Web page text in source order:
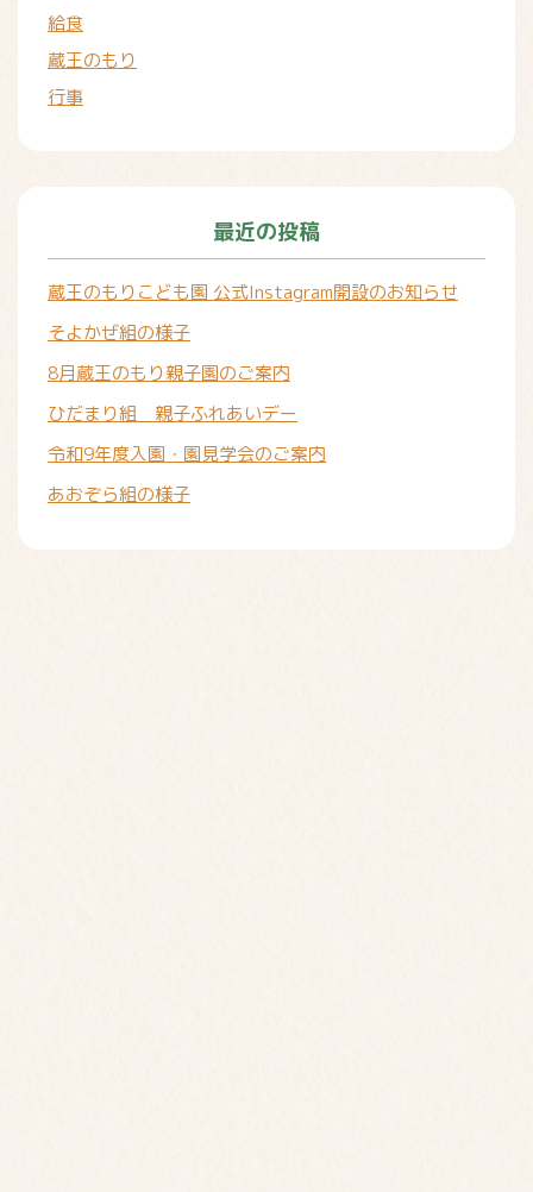
給食
蔵王のもり
行事
最近の投稿
蔵王のもりこども園 公式Instagram開設のお知らせ
そよかぜ組の様子
8月蔵王のもり親子園のご案内
ひだまり組 親子ふれあいデー
令和9年度入園・園見学会のご案内
あおぞら組の様子